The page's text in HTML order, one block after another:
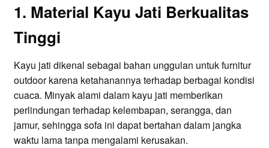
1. Material Kayu Jati Berkualitas
Tinggi
Kayu jati dikenal sebagai bahan unggulan untuk furnitur
outdoor karena ketahanannya terhadap berbagai kondisi
cuaca. Minyak alami dalam kayu jati memberikan
perlindungan terhadap kelembapan, serangga, dan
jamur, sehingga sofa ini dapat bertahan dalam jangka
waktu lama tanpa mengalami kerusakan.